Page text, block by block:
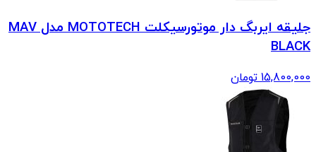
جلیقه ایربگ دار موتورسیکلت MOTOTECH مدل MAV
BLACK
15,800,000 تومان